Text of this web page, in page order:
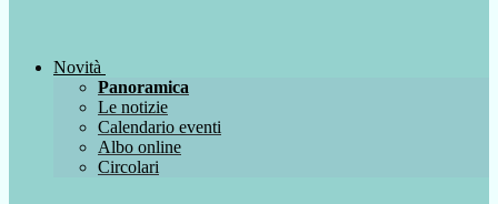
Novità
Panoramica
Le notizie
Calendario eventi
Albo online
Circolari